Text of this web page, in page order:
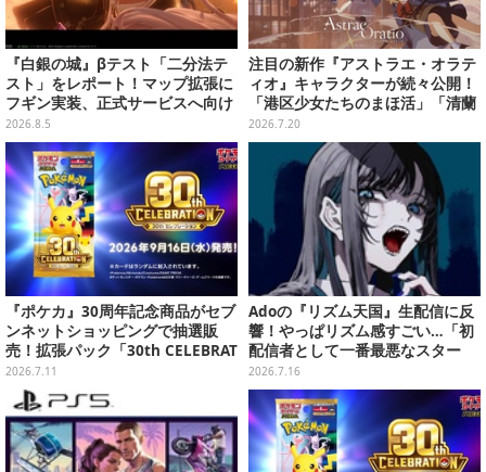
『白銀の城』βテスト「二分法テ
スト」をレポート！マップ拡張に
フギン実装、正式サービスへ向け
た進化を要チェック
2026.8.5
注目の新作『アストラエ・オラテ
ィオ』キャラクターが続々公開！
「港区少女たちのまほ活」「清蘭
同友会」など公式Xでお披露目の
キャラクターをまとめてお届け
2026.7.20
『ポケカ』30周年記念商品がセブ
ンネットショッピングで抽選販
売！拡張パック「30th CELEBRAT
ION」と「エーフィ・ブラッキー
セット」が対象
2026.7.11
Adoの『リズム天国』生配信に反
響！やっぱリズム感すごい…「初
配信者として一番最悪なスター
ト」と語るおちゃめなミスも？
2026.7.16